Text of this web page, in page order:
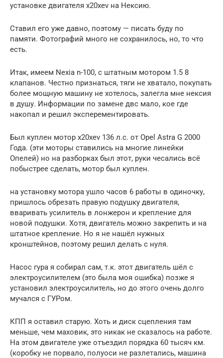
установке двигателя x20xev на Нексию.
Ставил его уже давно, поэтому — писать буду по
памяти. Фотографий много не сохранилось, но, то что
есть.
Итак, имеем Nexia n-100, с штатным мотором 1.5 8
клапанов. Честно признаться, тяги не хватало, покупать
более мощную машину не хотелось, залегла мне нексия
в душу. Информации по замене двс мало, кое где
накопал и решил эксперементировать.
Был куплен мотор x20xev 136 л.с. от Opel Astra G 2000
Года. (эти моторы ставились на многие линейки
Опелей) но на разборках был этот, руки чесались всё
побыстрее сделать, мотор был куплен.
на установку мотора ушло часов 6 работы в одиночку,
пришлось обрезать правую подушку двигателя,
вваривать усилитель в лонжерон и крепление для
новой подушки. Хотя, двигатель можно закрепить и на
штатное крепление. Но я не нашёл нужных
кронштейнов, поэтому решил делать с нуля.
Насос гура я собирал сам, т.к. этот двигатель шёл с
электроусилителем (это была моя ошибка) позже я
установил электроусилитель, но до этого очень долго
мучался с ГУРом.
КПП я оставил старую. Хоть и диск сцепления там
меньше, чем маховик, это никак не сказалось на работе.
На этом двигателе уже отъездил порядка 60 тысяч км.
(коробку не порвало, полуоси не разлетались, машина